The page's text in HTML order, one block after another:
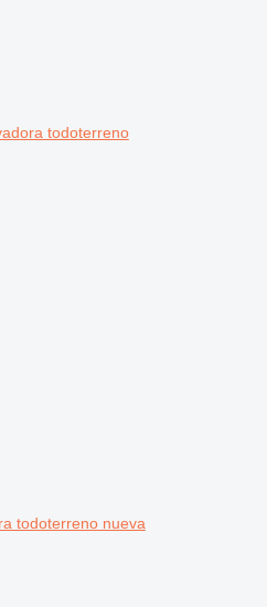
todoterreno
todoterreno nueva